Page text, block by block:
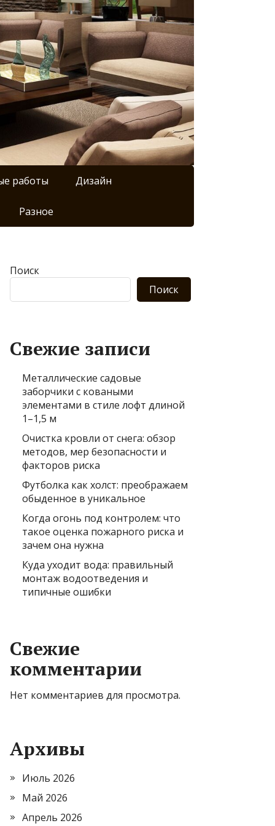
работы Дизайн
Разное
Поиск
Поиск
Свежие записи
Металлические садовые
заборчики с коваными
элементами в стиле лофт длиной
1–1,5 м
Очистка кровли от снега: обзор
методов, мер безопасности и
факторов риска
Футболка как холст: преображаем
обыденное в уникальное
Когда огонь под контролем: что
такое оценка пожарного риска и
зачем она нужна
Куда уходит вода: правильный
монтаж водоотведения и
типичные ошибки
Свежие
комментарии
Нет комментариев для просмотра.
Архивы
Июль 2026
Май 2026
Апрель 2026